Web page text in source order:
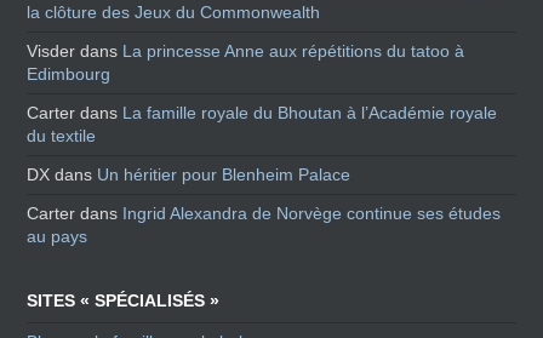
la clôture des Jeux du Commonwealth
Visder dans La princesse Anne aux répétitions du tatoo à
Edimbourg
Carter dans La famille royale du Bhoutan à l’Académie royale
du textile
DX dans Un héritier pour Blenheim Palace
Carter dans Ingrid Alexandra de Norvège continue ses études
au pays
SITES « SPÉCIALISÉS »